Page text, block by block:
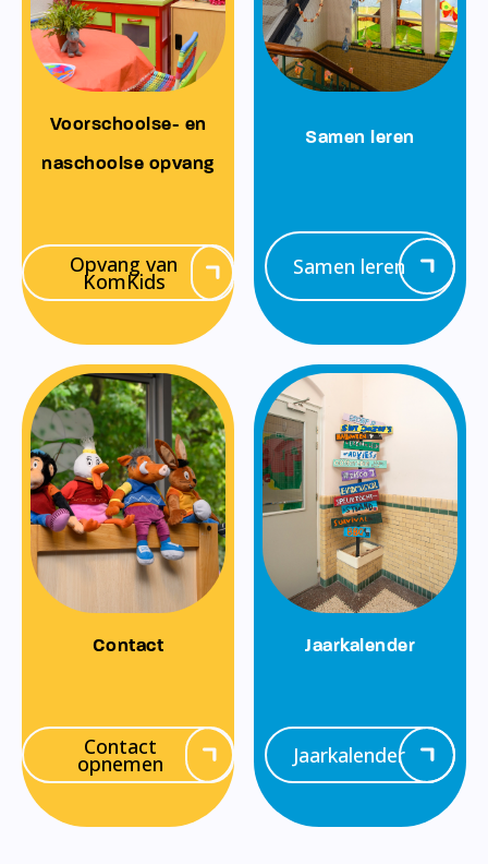
Voorschoolse- en
naschoolse opvang
Opvang van
KomKids
Samen leren
Samen leren
Contact
Contact
opnemen
Jaarkalender
Jaarkalender